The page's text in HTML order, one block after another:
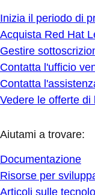
Inizia il periodo di
Acquista Red Hat
Gestire
Contatta l'ufficio
Contatta
Vedere le offerte di
Aiutami a trovare:
Documentazione
Risorse per
Articoli sulle